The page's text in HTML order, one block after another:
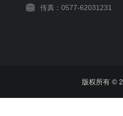
传真：0577-62031231
版权所有 ©